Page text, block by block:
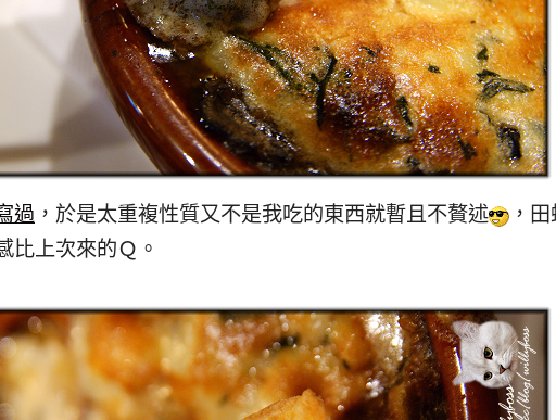
過 ，於是太重複性質又不是我吃的東西就暫且不贅述
，
比上次來的Ｑ。